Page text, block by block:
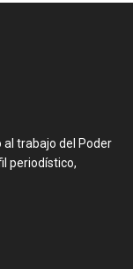
trabajo del Poder
periodístico,